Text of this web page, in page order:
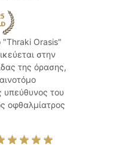
"Thraki Orasis"
στην
της όρασης,
υπεύθυνος του
οφθαλμίατρος